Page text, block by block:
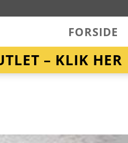
FORSIDE
– KLIK HER